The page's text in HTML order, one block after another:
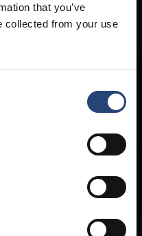
that you’ve
collected from your use